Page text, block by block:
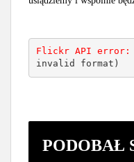
Flickr API error:
invalid format)
PODOBAŁ